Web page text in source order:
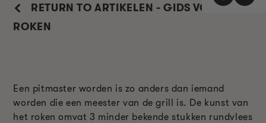
RETURN TO ARTIKELEN - GIDS VOOR
ROKEN
Een pitmaster worden is zo anders dan iemand
worden die een meester van de grill is. De kunst van
het roken omvat 3 minder bekende stukken rundvlees